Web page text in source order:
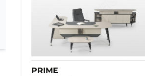
PRIME